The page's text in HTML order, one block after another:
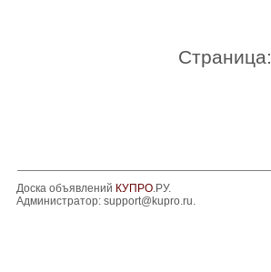
Страница:
Доска объявлений КУПРО.РУ.
Администратор: support@kupro.ru.